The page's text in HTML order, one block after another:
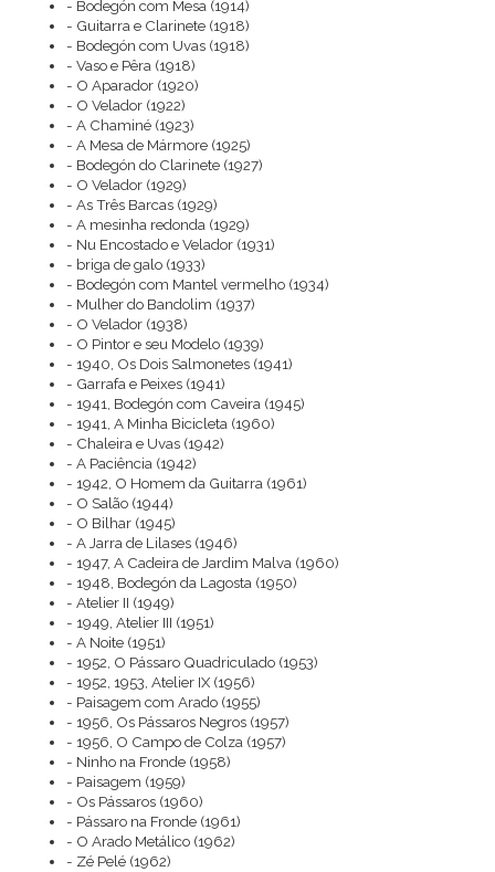
- Bodegón com Mesa (1914)
- Guitarra e Clarinete (1918)
- Bodegón com Uvas (1918)
- Vaso e Pêra (1918)
- O Aparador (1920)
- O Velador (1922)
- A Chaminé (1923)
- A Mesa de Mármore (1925)
- Bodegón do Clarinete (1927)
- O Velador (1929)
- As Três Barcas (1929)
- A mesinha redonda (1929)
- Nu Encostado e Velador (1931)
- briga de galo (1933)
- Bodegón com Mantel vermelho (1934)
- Mulher do Bandolim (1937)
- O Velador (1938)
- O Pintor e seu Modelo (1939)
- 1940, Os Dois Salmonetes (1941)
- Garrafa e Peixes (1941)
- 1941, Bodegón com Caveira (1945)
- 1941, A Minha Bicicleta (1960)
- Chaleira e Uvas (1942)
- A Paciência (1942)
- 1942, O Homem da Guitarra (1961)
- O Salão (1944)
- O Bilhar (1945)
- A Jarra de Lilases (1946)
- 1947, A Cadeira de Jardim Malva (1960)
- 1948, Bodegón da Lagosta (1950)
- Atelier II (1949)
- 1949, Atelier III (1951)
- A Noite (1951)
- 1952, O Pássaro Quadriculado (1953)
- 1952, 1953, Atelier IX (1956)
- Paisagem com Arado (1955)
- 1956, Os Pássaros Negros (1957)
- 1956, O Campo de Colza (1957)
- Ninho na Fronde (1958)
- Paisagem (1959)
- Os Pássaros (1960)
- Pássaro na Fronde (1961)
- O Arado Metálico (1962)
- Zé Pelé (1962)